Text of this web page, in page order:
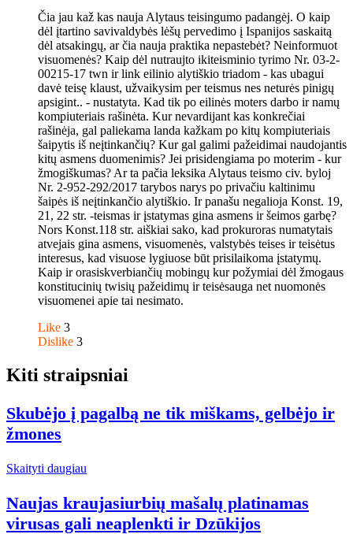
Čia jau kaž kas nauja Alytaus teisingumo padangėj. O kaip
dėl įtartino savivaldybės lėšų pervedimo į Ispanijos saskaitą
dėl atsakingų, ar čia nauja praktika nepastebėt? Neinformuot
visuomenės? Kaip dėl nutraujto ikiteisminio tyrimo Nr. 03-2-
00215-17 twn ir link eilinio alytiškio triadom - kas ubagui
davė teisę klaust, užvaikysim per teismus nes neturės pinigų
apsigint.. - nustatyta. Kad tik po eilinės moters darbo ir namų
kompiuteriais rašinėta. Kur nevardijant kas konkrečiai
rašinėja, gal paliekama landa kažkam po kitų kompiuteriais
šaipytis iš neįtinkančių? Kur gal galimi pažeidimai naudojantis
kitų asmens duomenimis? Jei prisidengiama po moterim - kur
žmogiškumas? Ar ta pačia leksika Alytaus teismo civ. byloj
Nr. 2-952-292/2017 tarybos narys po privačiu kaltinimu
šaipės iš neįtinkančio alytiškio. Ir panašu negalioja Konst. 19,
21, 22 str. -teismas ir įstatymas gina asmens ir šeimos garbę?
Nors Konst.118 str. aiškiai sako, kad prokuroras numatytais
atvejais gina asmens, visuomenės, valstybės teises ir teisėtus
interesus, kad visuose lygiuose būt prisilaikoma įstatymų.
Kaip ir orasiskverbiančių mobingų kur požymiai dėl žmogaus
konstitucinių twisių pažeidimų ir teisėsauga net nuomonės
visuomenei apie tai nesimato.
Like 3
Dislike 3
Kiti straipsniai
Skubėjo į pagalbą ne tik miškams, gelbėjo ir
žmones
Skaityti daugiau
Naujas kraujasiurbių mašalų platinamas
virusas gali neaplenkti ir Dzūkijos